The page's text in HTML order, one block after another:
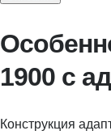
1900 с
Конструкция